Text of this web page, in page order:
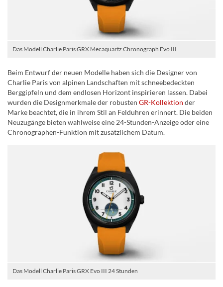
Das Modell Charlie Paris GRX Mecaquartz Chronograph Evo III
Beim Entwurf der neuen Modelle haben sich die Designer von
Charlie Paris von alpinen Landschaften mit schneebedeckten
Berggipfeln und dem endlosen Horizont inspirieren lassen. Dabei
wurden die Designmerkmale der robusten GR-Kollektion der
Marke beachtet, die in ihrem Stil an Felduhren erinnert. Die beiden
Neuzugänge bieten wahlweise eine 24-Stunden-Anzeige oder eine
Chronographen-Funktion mit zusätzlichem Datum.
Das Modell Charlie Paris GRX Evo III 24 Stunden